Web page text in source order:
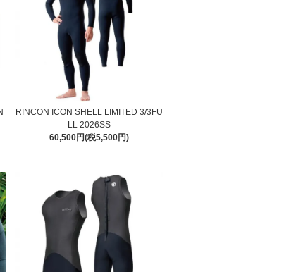
RINCON ICON SHELL LIMITED 3/3FU
LL 2026SS
60,500円(税5,500円)